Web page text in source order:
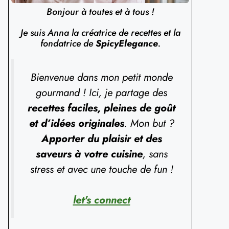
Bonjour à toutes et à tous !
Je suis Anna la créatrice de recettes et la
fondatrice deSpicyElegance.
Bienvenue dans mon petit monde
gourmand ! Ici, je partage des
recettes faciles, pleines de goût
et d’idées originales. Mon but ?
Apporter du plaisir et des
saveurs à votre cuisine, sans
stress et avec une touche de fun !
let's connect